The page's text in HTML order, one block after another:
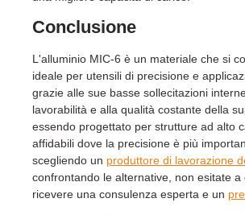
Conclusione
L'alluminio MIC-6 è un materiale che si
ideale per utensili di precisione e
grazie alle sue basse sollecitazioni
lavorabilità e alla qualità costante della
essendo progettato per strutture ad alto
affidabili dove la precisione è più
scegliendo un produttore di lavorazione
confrontando le alternative, non esitate a
ricevere una consulenza esperta e un